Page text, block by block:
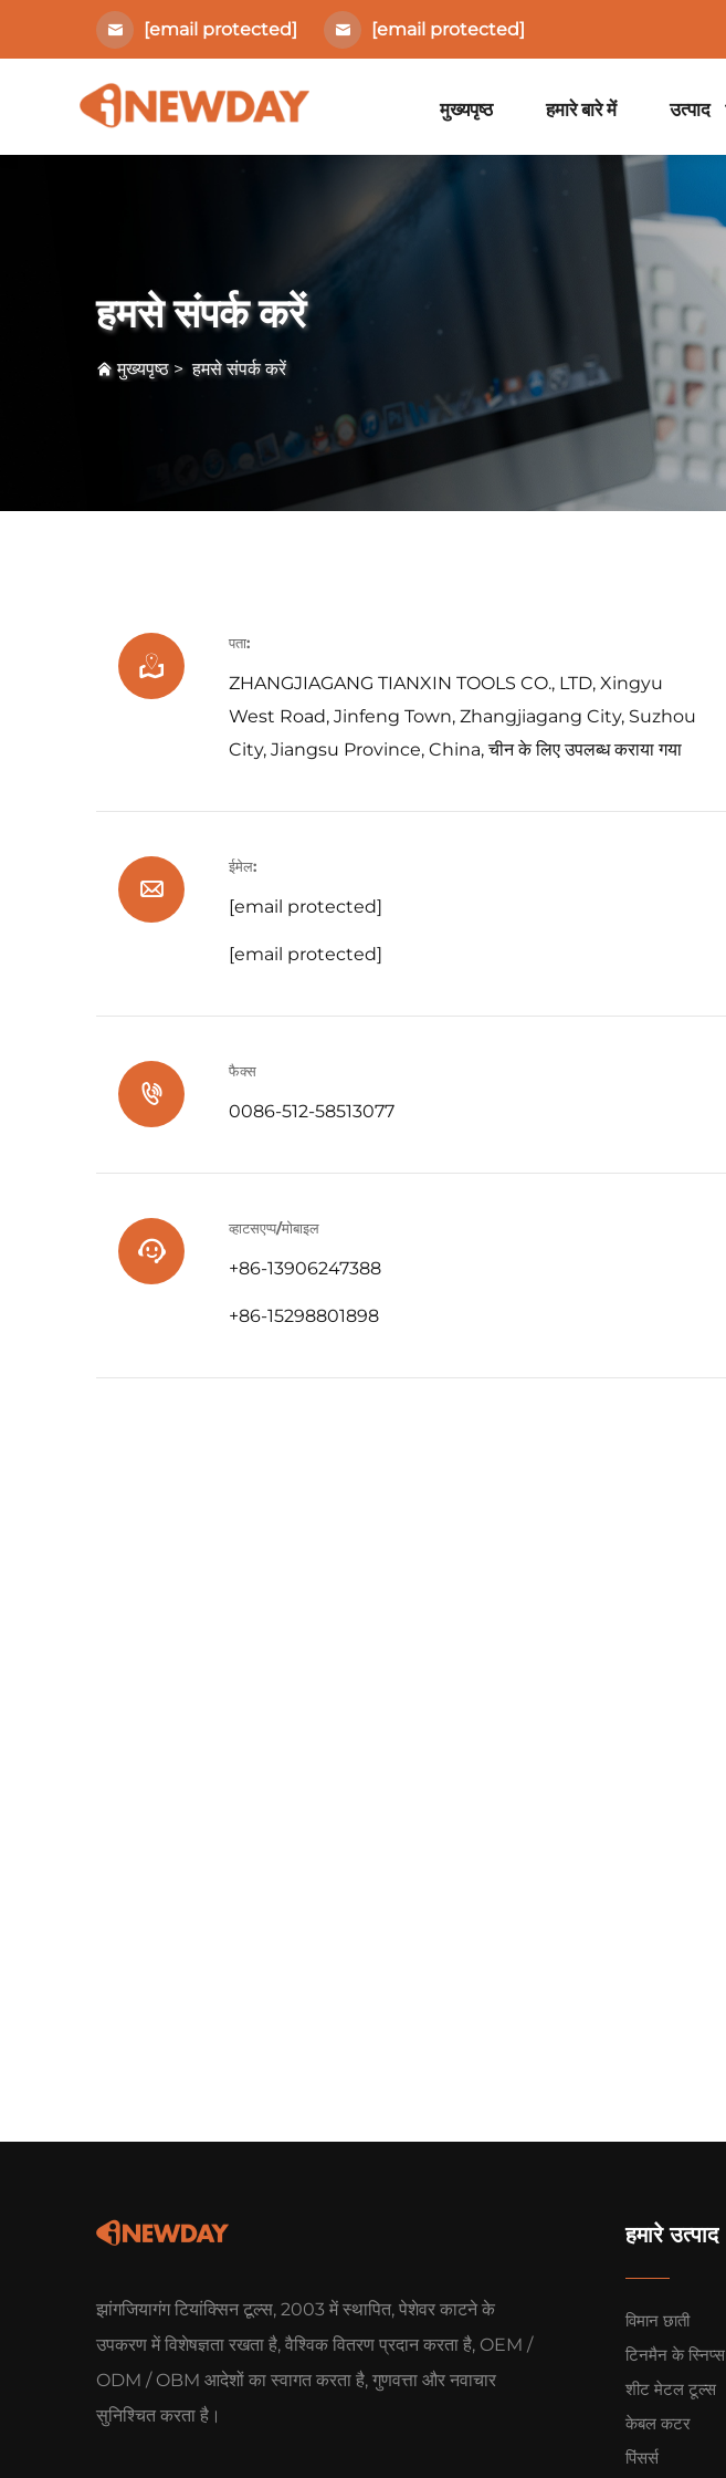
[email protected] [email protected]
मुख्यपृष्ठ हमारे बारे में उत्पाद
हमसे संपर्क करें
मुख्यपृष्ठ>हमसे संपर्क करें
पता:
ZHANGJIAGANG TIANXIN TOOLS CO., LTD, Xingyu
West Road, Jinfeng Town, Zhangjiagang City, Suzhou
City, Jiangsu Province, China, चीन के लिए उपलब्ध कराया गया
ईमेल:
[email protected]
[email protected]
फैक्स
0086-512-58513077
व्हाटसएप्प/मोबाइल
+86-13906247388
+86-15298801898
झांगजियागंग टियांक्सिन टूल्स, 2003 में स्थापित, पेशेवर काटने के
उपकरण में विशेषज्ञता रखता है, वैश्विक वितरण प्रदान करता है, OEM /
ODM / OBM आदेशों का स्वागत करता है, गुणवत्ता और नवाचार
सुनिश्चित करता है।
हमारे उत्पाद
विमान छाती
टिनमैन के स्निप्स
शीट मेटल टूल्स
केबल कटर
पिंसर्स